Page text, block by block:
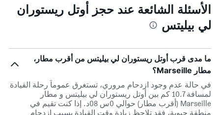
الأسئلة الشائعة عند حجز أوتل ريستوران
لي بيليتس
ما مدى قرب أوتل ريستوران لي بيليتس من أقرب مطار،
مطار Marseille؟
في حالة عدم وجود ازدحام مروري، تستغرق عموماً رحلة القيادة
لمسافة 10.7 كم بين أوتل ريستوران لي بيليتس و مطار
Marseille (أقرب مطار) حوالي 0س 08د. إذا كنت تقيم في
منطقة حيوية، فقد تلاحظ زيادة وقت القيادة بسبب ازدحام